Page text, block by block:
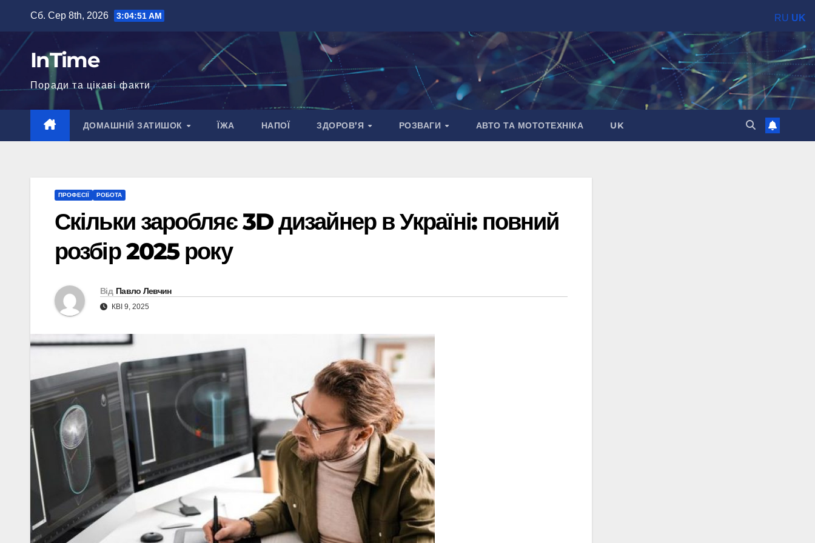
вмісту
Сб. Сер 8th, 2026 3:04:52 AM
InTime
Поради та цікаві факти
ДОМАШНІЙ ЗАТИШОК ЇЖА НАПОЇ ЗДОРОВ’Я РОЗВАГИ АВТО ТА МОТОТЕХНІКА UK
ПРОФЕСІЇ РОБОТА
Скільки заробляє 3D дизайнер в Україні: повний
розбір 2025 року
Від Павло Левчин
КВІ 9, 2025
RU UK